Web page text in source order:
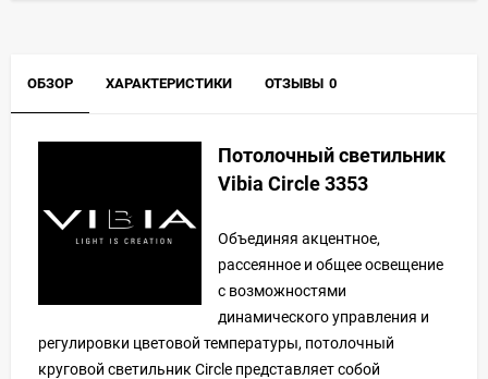
ОБЗОР ХАРАКТЕРИСТИКИ ОТЗЫВЫ 0
Потолочный светильник
Vibia Circle 3353
Объединяя акцентное,
рассеянное и общее освещение
с возможностями
динамического управления и
регулировки цветовой температуры, потолочный
круговой светильник Circle представляет собой